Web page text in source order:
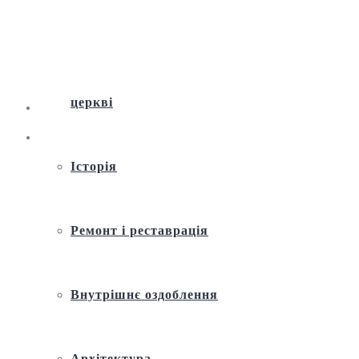
церкві
Історія
Ремонт і реставрація
Внутрішнє оздоблення